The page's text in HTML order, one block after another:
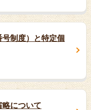
制度）と特定個
について